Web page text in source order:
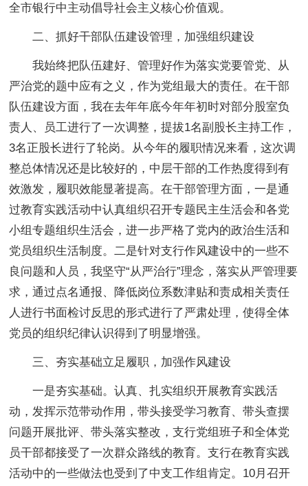
全市银行中主动倡导社会主义核心价值观。
二、抓好干部队伍建设管理，加强组织建设
我始终把队伍建好、管理好作为落实党要管党、从
严治党的题中应有之义，作为党组最大的责任。在干部
队伍建设方面，我在去年年底今年年初时对部分股室负
责人、员工进行了一次调整，提拔1名副股长主持工作，
3名正股长进行了轮岗。从今年的履职情况来看，这次调
整总体情况还是比较好的，中层干部的工作热度得到有
效激发，履职效能显著提高。在干部管理方面，一是通
过教育实践活动中认真组织召开专题民主生活会和各党
小组专题组织生活会，进一步严格了党内的政治生活和
党员组织生活制度。二是针对支行作风建设中的一些不
良问题和人员，我坚守“从严治行”理念，落实从严管理要
求，通过点名通报、降低岗位系数津贴和责成相关责任
人进行书面检讨反思的形式进行了严肃处理，使得全体
党员的组织纪律认识得到了明显增强。
三、夯实基础立足履职，加强作风建设
一是夯实基础。认真、扎实组织开展教育实践活
动，发挥示范带动作用，带头接受学习教育、带头查摆
问题开展批评、带头落实整改，支行党组班子和全体党
员干部都接受了一次群众路线的教育。支行在教育实践
活动中的一些做法也受到了中支工作组肯定。10月召开